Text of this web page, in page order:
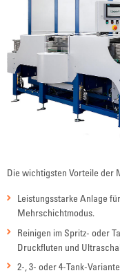
Die wichtigsten Vorteile der
Leistungsstarke Anlage
Mehrschichtmodus.
Reinigen im Spritz- oder
Druckfluten und
2-, 3- oder 4-Tank-